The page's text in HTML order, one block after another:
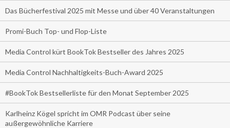
Das Bücherfestival 2025 mit Messe und über 40 Veranstaltungen
Promi-Buch Top- und Flop-Liste
Media Control kürt BookTok Bestseller des Jahres 2025
Media Control Nachhaltigkeits-Buch-Award 2025
#BookTok Bestsellerliste für den Monat September 2025
Karlheinz Kögel spricht im OMR Podcast über seine
außergewöhnliche Karriere